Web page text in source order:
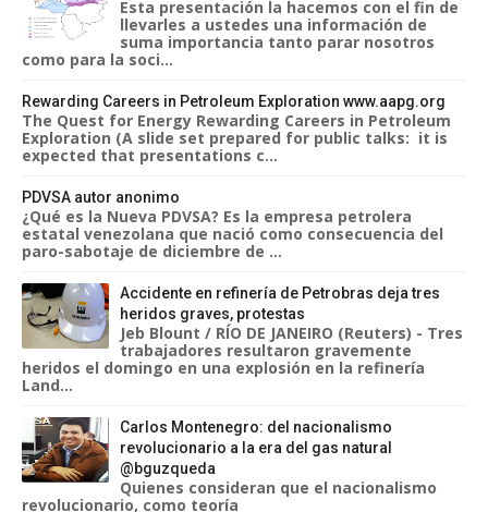
Esta presentación la hacemos con el fin de
llevarles a ustedes una información de
suma importancia tanto parar nosotros
como para la soci...
Rewarding Careers in Petroleum Exploration www.aapg.org
The Quest for Energy Rewarding Careers in Petroleum
Exploration (A slide set prepared for public talks: it is
expected that presentations c...
PDVSA autor anonimo
¿Qué es la Nueva PDVSA? Es la empresa petrolera
estatal venezolana que nació como consecuencia del
paro-sabotaje de diciembre de ...
Accidente en refinería de Petrobras deja tres
heridos graves, protestas
Jeb Blount / RÍO DE JANEIRO (Reuters) - Tres
trabajadores resultaron gravemente
heridos el domingo en una explosión en la refinería
Land...
Carlos Montenegro: del nacionalismo
revolucionario a la era del gas natural
@bguzqueda
Quienes consideran que el nacionalismo
revolucionario, como teoría